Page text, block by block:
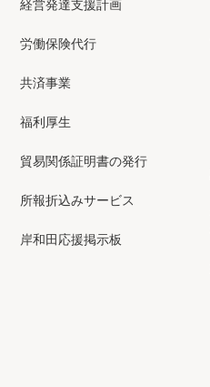
経営発達支援計画
労働保険代行
共済事業
福利厚生
貿易関係証明書の発行
所報折込みサービス
岸和田応援掲示板